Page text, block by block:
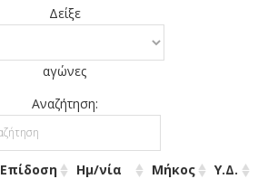
Δείξε
αγώνες
Αναζήτηση:
Επίδοση Ημ/νία Μήκος
Υ.Δ.